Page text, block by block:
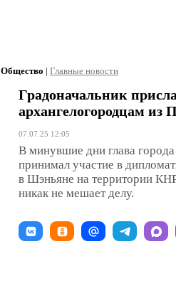
Общество | Главные новости
Градоначальник
архангелогородцам из
07.07.25 12:05
В минувшие дни глава города
принимал участие в
в Шэньяне на территории
никак не мешает делу.